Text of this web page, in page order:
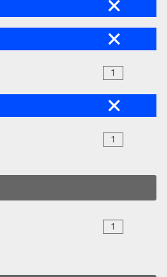
1
1
1